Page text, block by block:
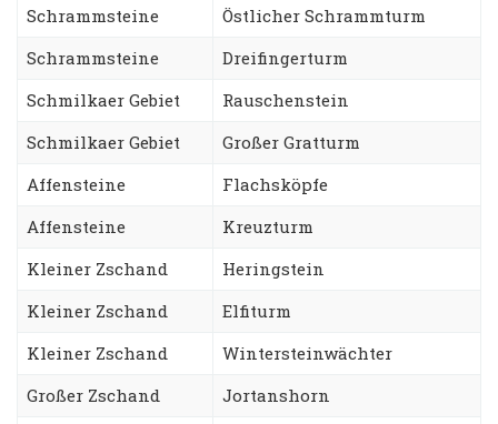
Schrammsteine
Östlicher Schrammturm
Schrammsteine
Dreifingerturm
Schmilkaer Gebiet
Rauschenstein
Schmilkaer Gebiet
Großer Gratturm
Affensteine
Flachsköpfe
Affensteine
Kreuzturm
Kleiner Zschand
Heringstein
Kleiner Zschand
Elfiturm
Kleiner Zschand
Wintersteinwächter
Großer Zschand
Jortanshorn